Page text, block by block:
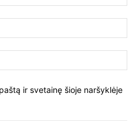
ir svetainę šioje naršyklėje